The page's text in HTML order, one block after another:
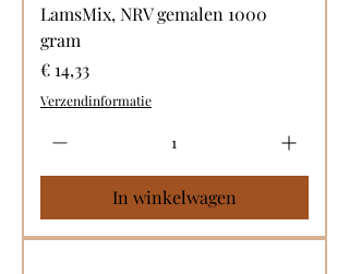
LamsMix, NRV gemalen 1000
gram
Prijs
€ 14,33
Verzendinformatie
In winkelwagen